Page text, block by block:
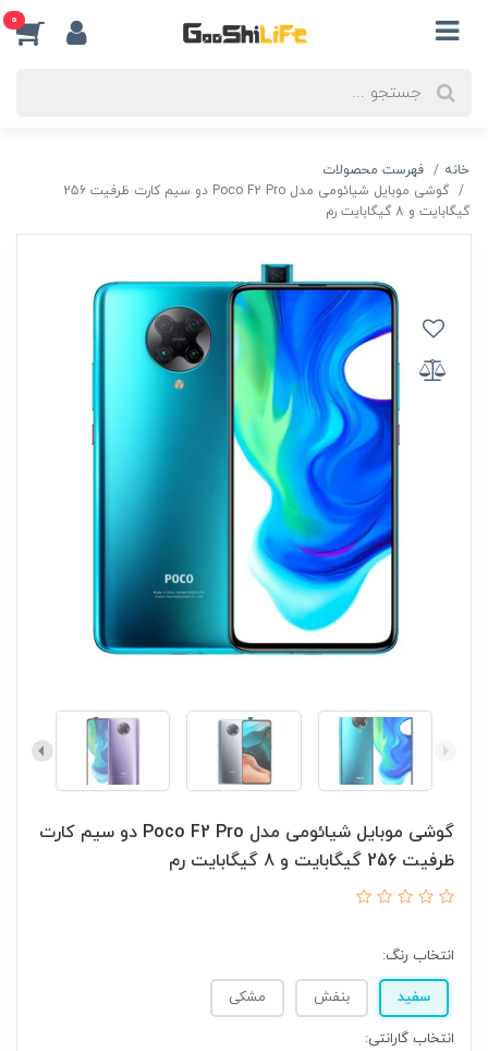
0
خانه
فهرست محصولات
گوشی موبایل شیائومی مدل Poco F2 Pro دو سیم‌ کارت ظرفیت 256
گیگابایت و 8 گیگابایت رم
گوشی موبایل شیائومی مدل Poco F2 Pro دو سیم‌ کارت
ظرفیت 256 گیگابایت و 8 گیگابایت رم
انتخاب رنگ:
سفید بنفش مشکی
انتخاب گارانتی: